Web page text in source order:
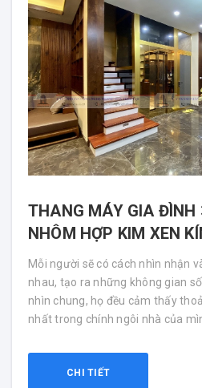
THANG MÁY GIA ĐÌNH
NHÔM HỢP KIM XEN
Mỗi người sẽ có cách nhìn nhận
nhau, tạo ra những không gian
nhìn chung, họ đều cảm thấy
nhất trong chính ngôi nhà của
CHI TIẾT